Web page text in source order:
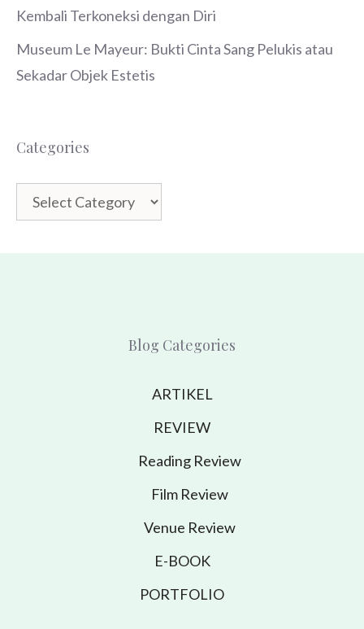
Kembali Terkoneksi dengan Diri
Museum Le Mayeur: Bukti Cinta Sang Pelukis atau
Sekadar Objek Estetis
Categories
Categories
Blog Categories
ARTIKEL
REVIEW
Reading Review
Film Review
Venue Review
E-BOOK
PORTFOLIO